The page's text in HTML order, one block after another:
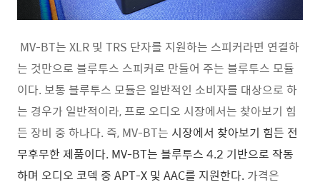
MV-BT는 XLR 및 TRS 단자를 지원하는 스피커라면 연결하
는 것만으로 블루투스 스피커로 만들어 주는 블루투스 모듈
이다. 보통 블루투스 모듈은 일반적인 소비자를 대상으로 하
는 경우가 일반적이라, 프로 오디오 시장에서는 찾아보기 힘
든 장비 중 하나다. 즉, MV-BT는 시장에서 찾아보기 힘든 전
무후무한 제품이다. MV-BT는 블루투스 4.2 기반으로 작동
하며 오디오 코덱 중 APT-X 및 AAC를 지원한다. 가격은